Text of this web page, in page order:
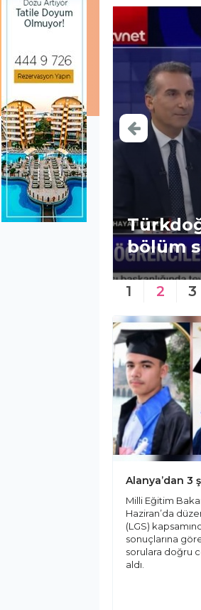
bölüm
1 2 3
Alanya’dan 3
Milli Eğitim
Haziran’da
(LGS)
sonuçlarına
sorulara doğru
aldı.